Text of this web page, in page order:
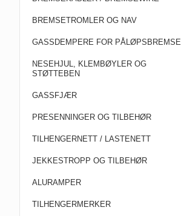
BREMSETROMLER OG NAV
GASSDEMPERE FOR PÅLØPSBREMSE
NESEHJUL, KLEMBØYLER OG
STØTTEBEN
GASSFJÆR
PRESENNINGER OG TILBEHØR
TILHENGERNETT / LASTENETT
JEKKESTROPP OG TILBEHØR
ALURAMPER
TILHENGERMERKER